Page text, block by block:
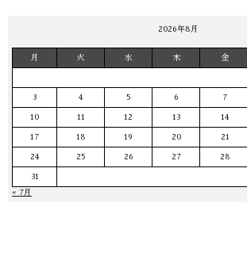
2026年8月
月 火 水 木 金
3 4 5 6 7
10 11 12 13 14
17 18 19 20 21
24 25 26 27 28
31
« 7月